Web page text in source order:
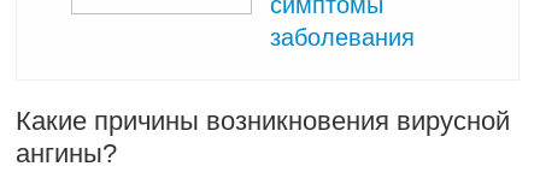
заболевания
Какие причины возникновения вирусной
ангины?